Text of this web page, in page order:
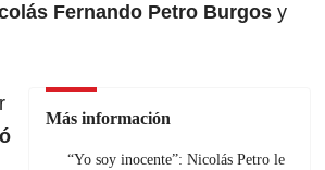
Fernando Petro Burgos y
Más información
“Yo soy inocente”: Nicolás Petro le